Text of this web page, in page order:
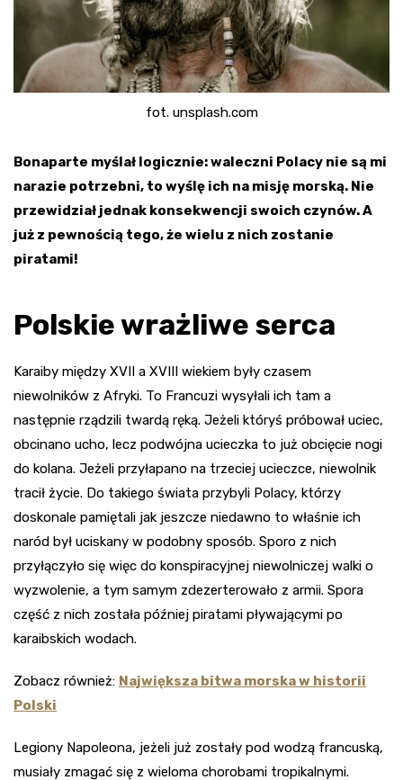
fot. unsplash.com
Bonaparte myślał logicznie: waleczni Polacy nie są mi
narazie potrzebni, to wyślę ich na misję morską. Nie
przewidział jednak konsekwencji swoich czynów. A
już z pewnością tego, że wielu z nich zostanie
piratami!
Polskie wrażliwe serca
Karaiby między XVII a XVIII wiekiem były czasem
niewolników z Afryki. To Francuzi wysyłali ich tam a
następnie rządzili twardą ręką. Jeżeli któryś próbował uciec,
obcinano ucho, lecz podwójna ucieczka to już obcięcie nogi
do kolana. Jeżeli przyłapano na trzeciej ucieczce, niewolnik
tracił życie. Do takiego świata przybyli Polacy, którzy
doskonale pamiętali jak jeszcze niedawno to właśnie ich
naród był uciskany w podobny sposób. Sporo z nich
przyłączyło się więc do konspiracyjnej niewolniczej walki o
wyzwolenie, a tym samym zdezerterowało z armii. Spora
część z nich została później piratami pływającymi po
karaibskich wodach.
Zobacz również: Największa bitwa morska w historii
Polski
Legiony Napoleona, jeżeli już zostały pod wodzą francuską,
musiały zmagać się z wieloma chorobami tropikalnymi.